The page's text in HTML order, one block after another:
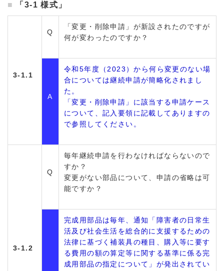
「3-1 様式」
3-1.1
Q
「変更・削除申請」が新設されたのですが
何が変わったのですか？
A
令和5年度（2023）から何ら変更のない場
合については継続申請が簡略化されまし
た。
「変更・削除申請」に該当する申請ケース
について、記入要領に記載してありますの
で参照してください。
3-1.2
Q
毎年継続申請を行わなければならないので
すか？
変更がない部品について、申請の省略は可
能ですか？
完成用部品は毎年、通知「障害者の日常生
活及び社会生活を総合的に支援するための
法律に基づく補装具の種目、購入等に要す
る費用の額の算定等に関する基準に係る完
成用部品の指定について」が発出されてい